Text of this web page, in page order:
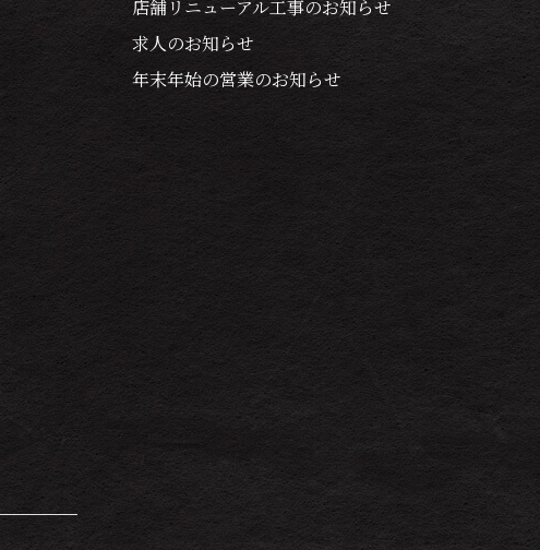
店舗リニューアル工事のお知らせ
求人のお知らせ
年末年始の営業のお知らせ